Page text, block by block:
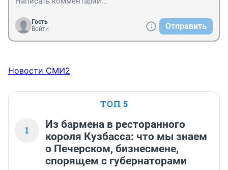
Гость
Войти
Отправить
Новости СМИ2
ТОП 5
1
Из бармена в ресторанного
короля Кузбасса: что мы знаем
о Печерском, бизнесмене,
спорящем с губернаторами